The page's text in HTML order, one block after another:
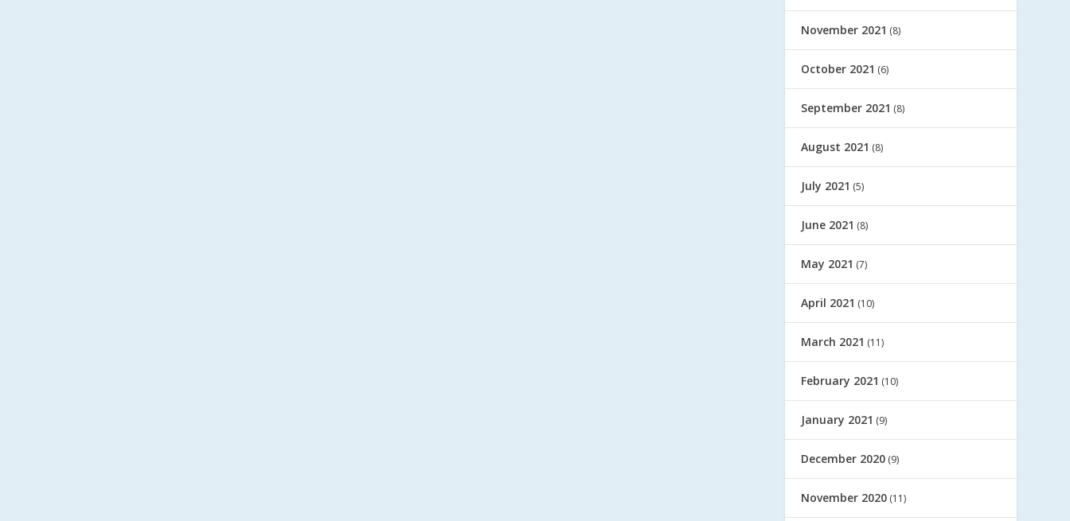
November 2021 (8)
October 2021 (6)
September 2021 (8)
August 2021 (8)
July 2021 (5)
June 2021 (8)
May 2021 (7)
April 2021 (10)
March 2021 (11)
February 2021 (10)
January 2021 (9)
December 2020 (9)
November 2020 (11)